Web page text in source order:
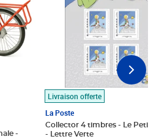
Livraison offerte
La Poste
Collector 4 timbres - Le Petit
- Lettre Verte